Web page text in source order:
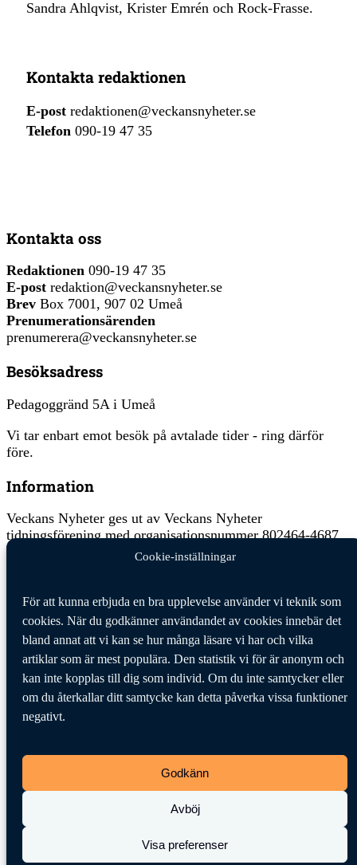
Cookie-inställningar
För att kunna erbjuda en bra upplevelse använder vi teknik som
cookies. När du godkänner användandet av cookies innebär det
bland annat att vi kan se hur många läsare vi har och vilka
artiklar som är mest populära. Den statistik vi för är anonym och
kan inte kopplas till dig som individ. Om du inte samtycker eller
om du återkallar ditt samtycke kan detta påverka vissa funktioner
negativt.
Godkänn
Avböj
Visa preferenser
Sandra Ahlqvist, Krister Emrén och Rock-Frasse.
Kontakta redaktionen
E-post redaktionen@veckansnyheter.se
Telefon 090-19 47 35
Kontakta oss
Redaktionen 090-19 47 35
E-post redaktion@veckansnyheter.se
Brev Box 7001, 907 02 Umeå
Prenumerationsärenden
prenumerera@veckansnyheter.se
Besöksadress
Pedagoggränd 5A i Umeå
Vi tar enbart emot besök på avtalade tider - ring därför
före.
Information
Veckans Nyheter ges ut av Veckans Nyheter
tidningsförening med organisationsnummer 802464-4687.
Veckans Nyheter behandlar dina personuppgifter i enlighet
med GDPR, allmänna dataskyddsförordningen, (EU)
Klicka här för att läsa vår integritetspolicy
Klicka här för att läsa våra allmänna villkor vid köp.
Tipsa oss
Vi tar tacksamt emot tips på nyheter och händelser som vi
https://www.stefanbergmark.se
https://umebladet.se
© 2026 Veckans Nyheter
Stäng